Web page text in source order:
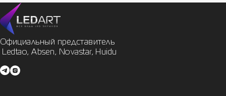
Официальный представитель
Ledtao, Absen, Novastar, Huidu